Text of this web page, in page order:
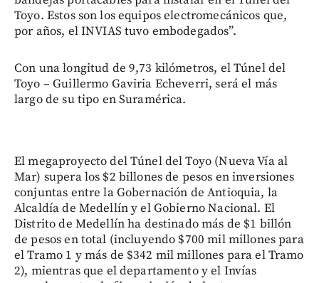
Toyo. Estos son los equipos electromecánicos que,
por años, el INVIAS tuvo embodegados”.
Con una longitud de 9,73 kilómetros, el Túnel del
Toyo – Guillermo Gaviria Echeverri, será el más
largo de su tipo en Suramérica.
El megaproyecto del Túnel del Toyo (Nueva Vía al
Mar) supera los $2 billones de pesos en inversiones
conjuntas entre la Gobernación de Antioquia, la
Alcaldía de Medellín y el Gobierno Nacional. El
Distrito de Medellín ha destinado más de $1 billón
de pesos en total (incluyendo $700 mil millones para
el Tramo 1 y más de $342 mil millones para el Tramo
2), mientras que el departamento y el Invías